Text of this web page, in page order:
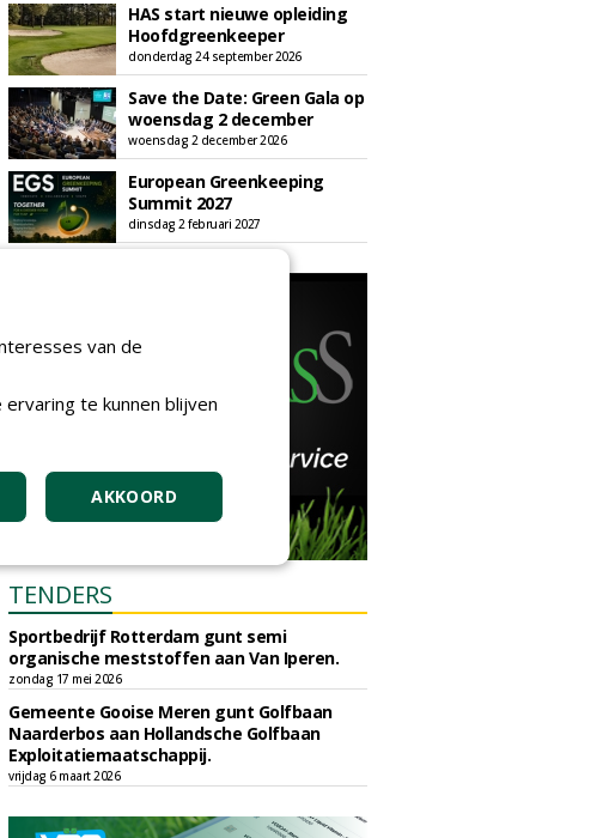
HAS start nieuwe opleiding
Hoofdgreenkeeper
donderdag 24 september 2026
Save the Date: Green Gala op
woensdag 2 december
woensdag 2 december 2026
European Greenkeeping
Summit 2027
dinsdag 2 februari 2027
TENDERS
Sportbedrijf Rotterdam gunt semi
organische meststoffen aan Van Iperen.
zondag 17 mei 2026
Gemeente Gooise Meren gunt Golfbaan
Naarderbos aan Hollandsche Golfbaan
Exploitatiemaatschappij.
vrijdag 6 maart 2026
van de
te kunnen blijven
AKKOORD